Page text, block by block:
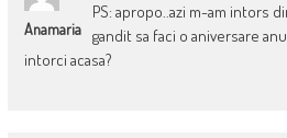
Anamaria
PS: apropo..azi m-am intors
gandit sa faci o aniversare
intorci acasa?